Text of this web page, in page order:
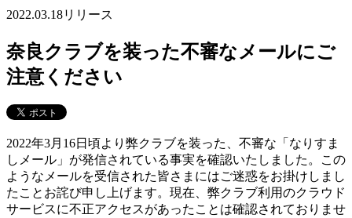
2022.03.18リリース
奈良クラブを装った不審なメールにご
注意ください
2022年3月16日頃より弊クラブを装った、不審な「なりすま
しメール」が発信されている事実を確認いたしました。この
ようなメールを受信された皆さまにはご迷惑をお掛けしまし
たことお詫び申し上げます。現在、弊クラブ利用のクラウド
サービスに不正アクセスがあったことは確認されておりませ